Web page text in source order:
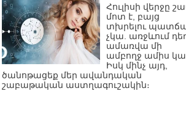
Հուլիսի վերջը
մոտ է, բայց
տխրելու
չկա. առջևում
ամառվա մի
ամբողջ ամիս
Իսկ մինչ այդ,
ծանոթացեք մեր ավանդական
շաբաթական աստղագուշակին։